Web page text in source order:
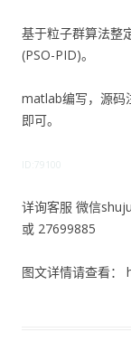
基于粒子群算法整
(PSO-PID)。
matlab编写，源码
即可。
ID:79100
详询客服 微信
或 27699885
图文详情请查看